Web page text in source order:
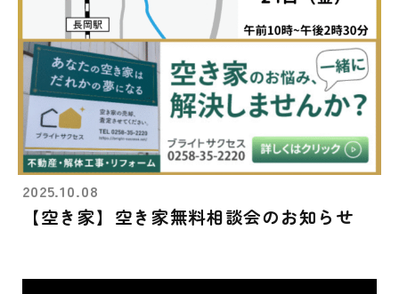
2025.10.08
【空き家】空き家無料相談会のお知らせ